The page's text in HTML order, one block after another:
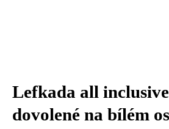
Lefkada all
dovolené na bílém